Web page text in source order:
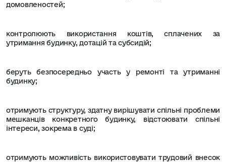
домовленостей;
контролюють використання коштів, сплачених за
утримання будинку, дотацій та субсидій;
беруть безпосередньо участь у ремонті та утриманні
будинку;
отримують структуру, здатну вирішувати спільні проблеми
мешканців конкретного будинку, відстоювати спільні
інтереси, зокрема в суді;
отримують можливість використовувати трудовий внесок